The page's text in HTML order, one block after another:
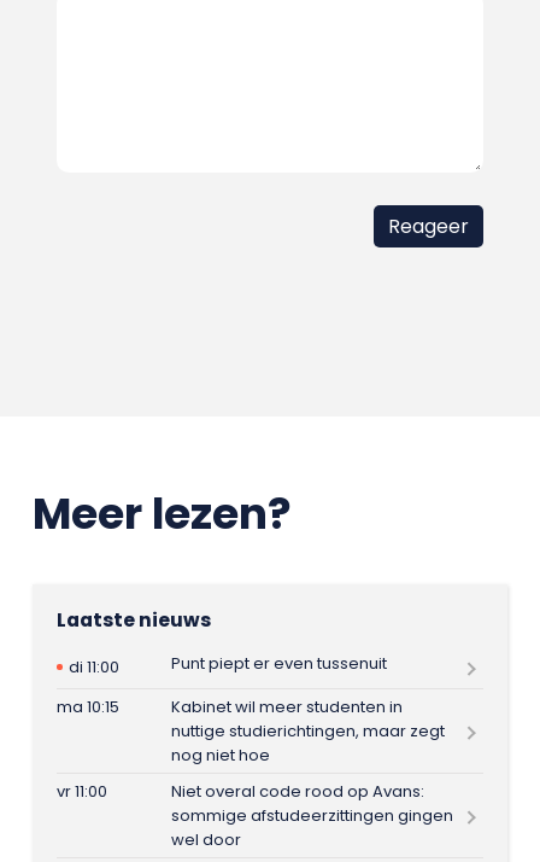
Meer lezen?
Laatste nieuws
di 11:00
Punt piept er even tussenuit
ma 10:15
Kabinet wil meer studenten in
nuttige studierichtingen, maar zegt
nog niet hoe
vr 11:00
Niet overal code rood op Avans:
sommige afstudeerzittingen gingen
wel door